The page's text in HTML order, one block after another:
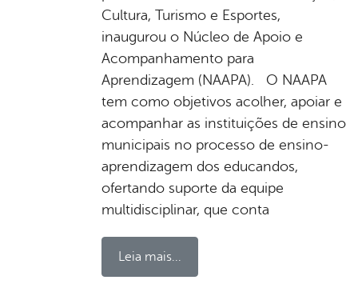
Cultura, Turismo e Esportes,
inaugurou o Núcleo de Apoio e
Acompanhamento para
Aprendizagem (NAAPA). O NAAPA
tem como objetivos acolher, apoiar e
acompanhar as instituições de ensino
municipais no processo de ensino-
aprendizagem dos educandos,
ofertando suporte da equipe
multidisciplinar, que conta
Leia mais...